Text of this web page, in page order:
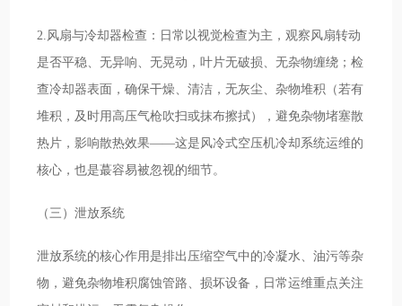
2.风扇与冷却器检查：日常以视觉检查为主，观察风扇转动
是否平稳、无异响、无晃动，叶片无破损、无杂物缠绕；检
查冷却器表面，确保干燥、清洁，无灰尘、杂物堆积（若有
堆积，及时用高压气枪吹扫或抹布擦拭），避免杂物堵塞散
热片，影响散热效果——这是风冷式空压机冷却系统运维的
核心，也是蕞容易被忽视的细节。
（三）泄放系统
泄放系统的核心作用是排出压缩空气中的冷凝水、油污等杂
物，避免杂物堆积腐蚀管路、损坏设备，日常运维重点关注